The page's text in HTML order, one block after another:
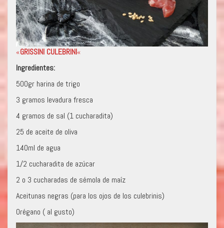
«GRISSINI CULEBRINI«
Ingredientes:
500gr harina de trigo
3 gramos levadura fresca
4 gramos de sal (1 cucharadita)
25 de aceite de oliva
140ml de agua
1/2 cucharadita de azúcar
2 o 3 cucharadas de sémola de maíz
Aceitunas negras (para los ojos de los culebrinis)
Orégano ( al gusto)